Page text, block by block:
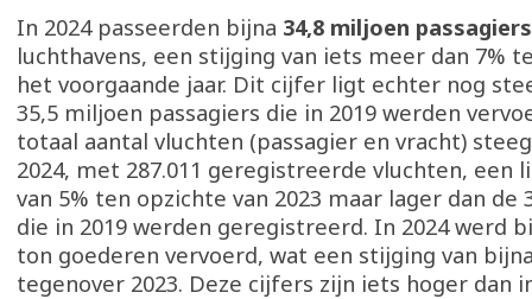
In 2024 passeerden bijna 34,8 miljoen passagiers
luchthavens, een stijging van iets meer dan 7%
het voorgaande jaar. Dit cijfer ligt echter nog
35,5 miljoen passagiers die in 2019 werden
totaal aantal vluchten (passagier en vracht)
2024, met 287.011 geregistreerde vluchten, een
van 5% ten opzichte van 2023 maar lager dan de
die in 2019 werden geregistreerd. In 2024 werd
ton goederen vervoerd, wat een stijging van
tegenover 2023. Deze cijfers zijn iets hoger dan